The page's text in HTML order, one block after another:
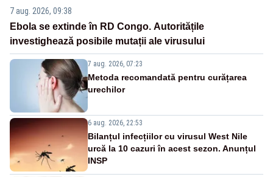
7 aug. 2026, 09:38
Ebola se extinde în RD Congo. Autoritățile
investighează posibile mutații ale virusului
7 aug. 2026, 07:23
Metoda recomandată pentru curățarea
urechilor
6 aug. 2026, 22:53
Bilanțul infecțiilor cu virusul West Nile
urcă la 10 cazuri în acest sezon. Anunțul
INSP